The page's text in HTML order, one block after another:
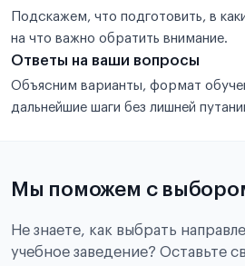
Подскажем, что подготовить, в
на что важно обратить внимание.
Ответы на ваши вопросы
Объясним варианты, формат
дальнейшие шаги без лишней
Мы поможем с
Не знаете, как выбрать
учебное заведение? Оставьте